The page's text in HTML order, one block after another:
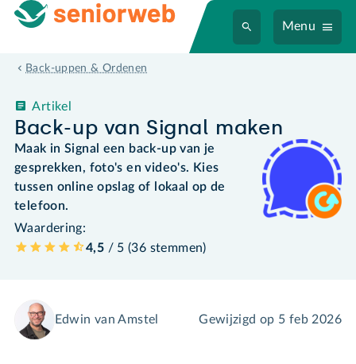
Menu
Back-uppen & Ordenen
Back-up van Signal maken
Artikel
Maak in Signal een back-up van je
gesprekken, foto's en video's. Kies
tussen online opslag of lokaal op de
telefoon.
Waardering:
4,5 / 5 (36 stemmen)
Edwin van Amstel Gewijzigd op 5 feb 2026